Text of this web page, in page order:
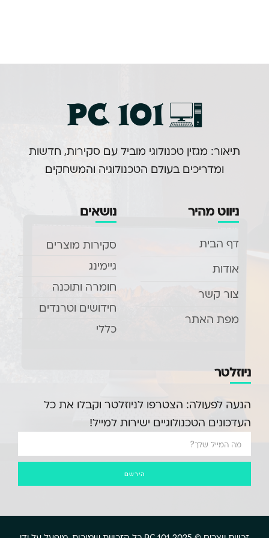
תיאור: מגזין טכנולוגי מוביל עם סקירות, חדשות
ומדריכים בעולם הטכנולוגיה והמשחקים.
ניווט מהיר
דף הבית
אודות
צור קשר
מפת האתר
נושאים
סקירות מוצרים
גיימינג
חומרה ותוכנה
חידושים וטרנדים
כללי
ניוזלטר
הנעה לפעולה: הצטרפו לניוזלטר וקבלו את כל
העדכונים הטכנולוגיים ישירות למייל!
הירשם